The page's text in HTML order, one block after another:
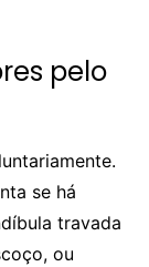
pelo
se há
travada
ou